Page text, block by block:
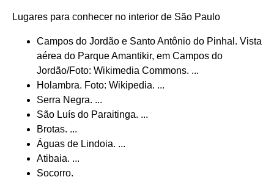
Lugares para conhecer no interior de São Paulo
Campos do Jordão e Santo Antônio do Pinhal. Vista
aérea do Parque Amantikir, em Campos do
Jordão/Foto: Wikimedia Commons. ...
Holambra. Foto: Wikipedia. ...
Serra Negra. ...
São Luís do Paraitinga. ...
Brotas. ...
Águas de Lindoia. ...
Atibaia. ...
Socorro.